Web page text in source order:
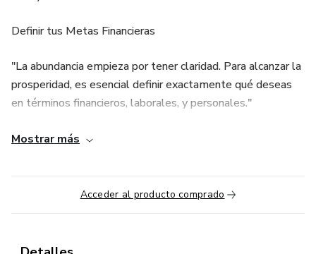
Definir tus Metas Financieras
"La abundancia empieza por tener claridad. Para alcanzar la
prosperidad, es esencial definir exactamente qué deseas
en términos financieros, laborales, y personales."
Tarea: Escribe tres metas financieras concretas y claras
específicas (monto, fecha límite) y detalladas.
2. Ley de la Creencia: Reprogramación Mental para el Éxito
Las creencias limitantes sobre el dinero y el éxito pueden
Mostrar más
Acceder al producto comprado